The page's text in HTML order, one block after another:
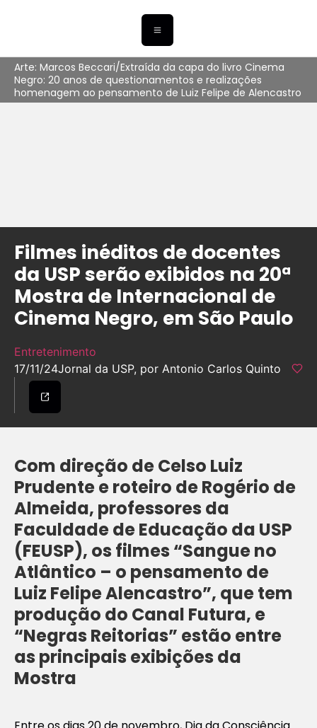
Arte: Marcos Beccari/Extraída da capa do livro Cinema
Negro: 20 anos de questionamentos e realizações
homenagem ao pensamento de Luiz Felipe de Alencastro
Filmes inéditos de docentes
da USP serão exibidos na 20ª
Mostra de Internacional de
Cinema Negro, em São Paulo
Entretenimento
17/11/24Jornal da USP, por Antonio Carlos Quinto
Com direção de Celso Luiz
Prudente e roteiro de Rogério de
Almeida, professores da
Faculdade de Educação da USP
(FEUSP), os filmes “Sangue no
Atlântico – o pensamento de
Luiz Felipe Alencastro”, que tem
produção do Canal Futura, e
“Negras Reitorias” estão entre
as principais exibições da
Mostra